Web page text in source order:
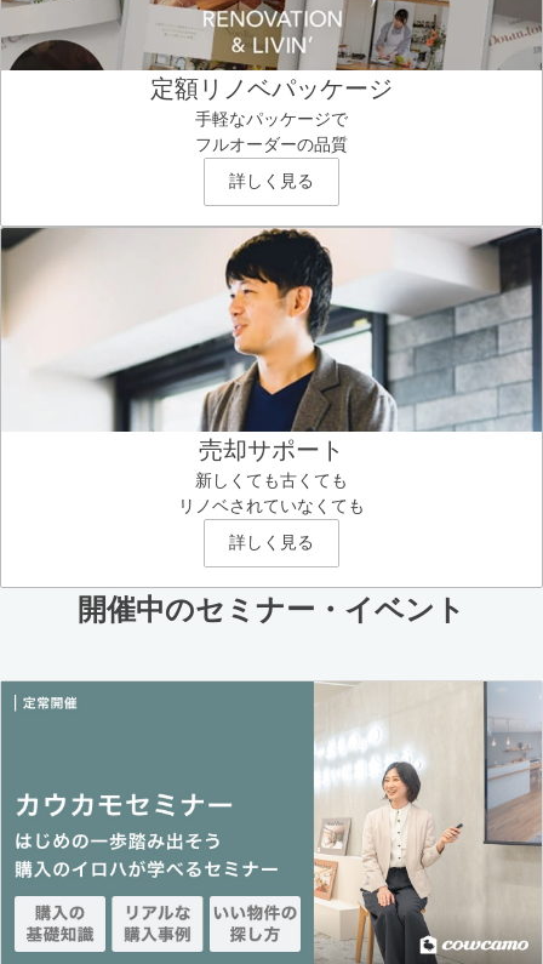
定額リノベパッケージ
手軽なパッケージで
フルオーダーの品質
詳しく見る
売却サポート
新しくても古くても
リノベされていなくても
詳しく見る
開催中のセミナー・イベント